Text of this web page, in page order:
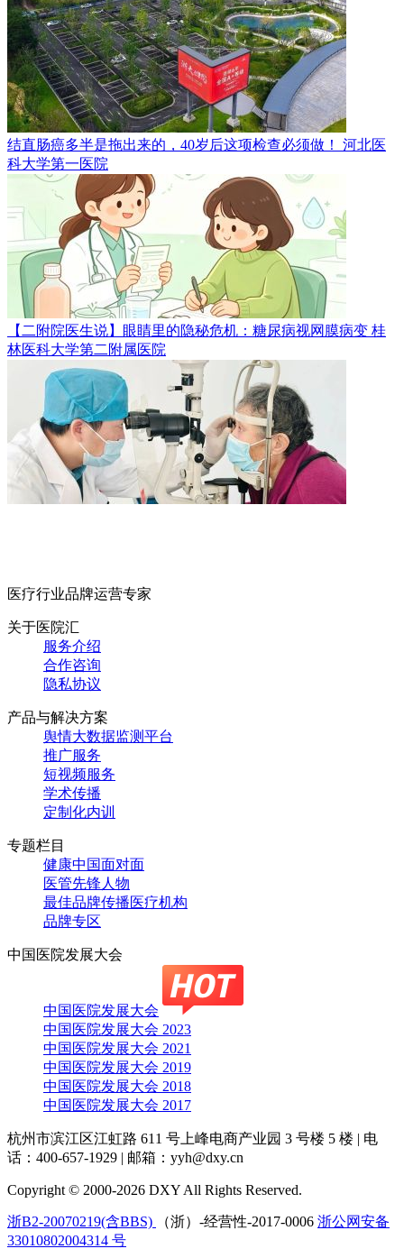
结直肠癌多半是拖出来的，40岁后这项检查必须做！ 河北医
科大学第一医院
【二附院医生说】眼睛里的隐秘危机：糖尿病视网膜病变 桂
林医科大学第二附属医院
医疗行业品牌运营专家
关于医院汇
服务介绍
合作咨询
隐私协议
产品与解决方案
舆情大数据监测平台
推广服务
短视频服务
学术传播
定制化内训
专题栏目
健康中国面对面
医管先锋人物
最佳品牌传播医疗机构
品牌专区
中国医院发展大会
中国医院发展大会
中国医院发展大会 2023
中国医院发展大会 2021
中国医院发展大会 2019
中国医院发展大会 2018
中国医院发展大会 2017
杭州市滨江区江虹路 611 号上峰电商产业园 3 号楼 5 楼 | 电
话：400-657-1929 | 邮箱：yyh@dxy.cn
Copyright © 2000-2026 DXY All Rights Reserved.
浙B2-20070219(含BBS) （浙）-经营性-2017-0006 浙公网安备
33010802004314 号